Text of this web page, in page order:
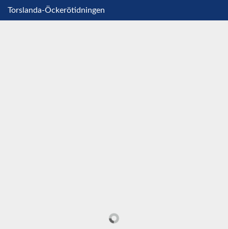
Torslanda-Öckerötidningen